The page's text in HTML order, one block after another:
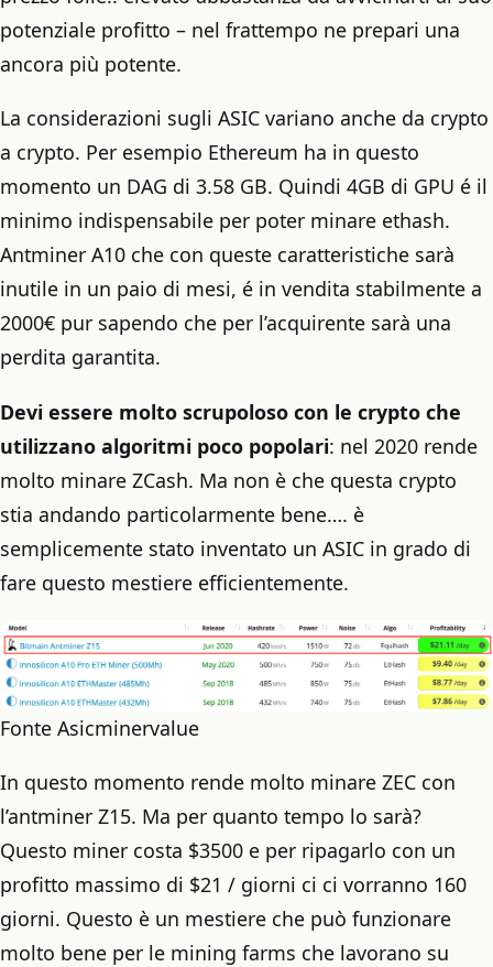
potenziale profitto – nel frattempo ne prepari una
ancora più potente.
La considerazioni sugli ASIC variano anche da crypto
a crypto. Per esempio Ethereum ha in questo
momento un DAG di 3.58 GB. Quindi 4GB di GPU é il
minimo indispensabile per poter minare ethash.
Antminer A10 che con queste caratteristiche sarà
inutile in un paio di mesi, é in vendita stabilmente a
2000€ pur sapendo che per l’acquirente sarà una
perdita garantita.
Devi essere molto scrupoloso con le crypto che
utilizzano algoritmi poco popolari: nel 2020 rende
molto minare ZCash. Ma non è che questa crypto
stia andando particolarmente bene…. è
semplicemente stato inventato un ASIC in grado di
fare questo mestiere efficientemente.
Fonte Asicminervalue
In questo momento rende molto minare ZEC con
l’antminer Z15. Ma per quanto tempo lo sarà?
Questo miner costa $3500 e per ripagarlo con un
profitto massimo di $21 / giorni ci ci vorranno 160
giorni. Questo è un mestiere che può funzionare
molto bene per le mining farms che lavorano su